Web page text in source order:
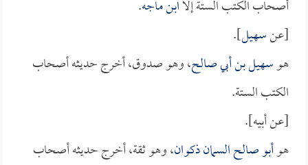
أصحاب الكتب الستة إلاابن ماجه.
[عنسهيل].
هوسهيل بن أبي صالح، وهو صدوق، أخرج حديثه أصحاب
الكتب الستة.
[عن أبيه].
هوأبو صالح السمان ذكوان، وهو ثقة، أخرج حديثه أصحاب